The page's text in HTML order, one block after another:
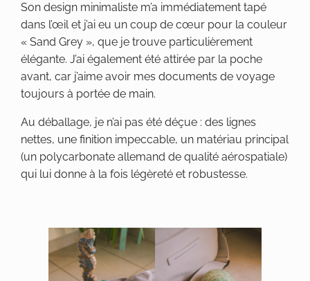
Son design minimaliste m’a immédiatement tapé
dans l’œil et j’ai eu un coup de cœur pour la couleur
« Sand Grey », que je trouve particulièrement
élégante. J’ai également été attirée par la poche
avant, car j’aime avoir mes documents de voyage
toujours à portée de main.
Au déballage, je n’ai pas été déçue : des lignes
nettes, une finition impeccable, un matériau principal
(un polycarbonate allemand de qualité aérospatiale)
qui lui donne à la fois légèreté et robustesse.